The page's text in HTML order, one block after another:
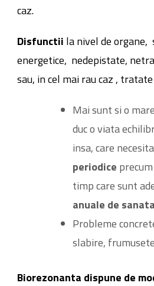
caz.
Disfunctii la nivel de organe,
energetice, nedepistate,
sau, in cel mai rau caz ,
Mai sunt si o
duc o viata
insa, care necesita
periodice
timp care sunt
anuale de
Probleme
slabire,
Biorezonanta dispune de